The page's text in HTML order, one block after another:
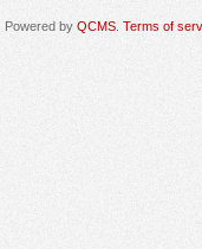
. Powered by QCMS Terms of